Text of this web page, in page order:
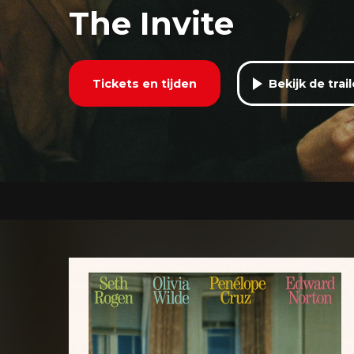
The Invite
Tickets en tijden Bekijk de